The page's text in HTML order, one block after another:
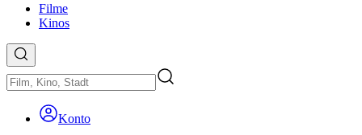
Filme
Kinos
Konto